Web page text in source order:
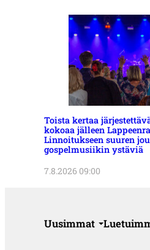
Toista kertaa
kokoaa jälleen
Linnoitukseen suuren
gospelmusiikin ystäviä
7.8.2026 09:00
Uusimmat